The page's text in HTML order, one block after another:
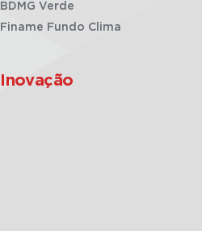
BDMG Verde
Finame Fundo Clima
Inovação